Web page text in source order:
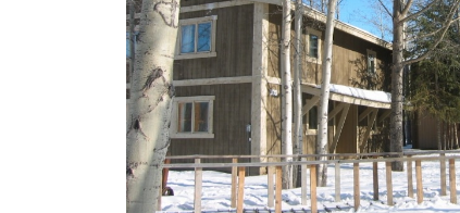
中南米・カリブ海
モルディブ・他インド洋
太平洋地域
オセアニア
ハワイ
ラトビ
スロヴ
北マケ
お電話で
お電話の際
アメリ